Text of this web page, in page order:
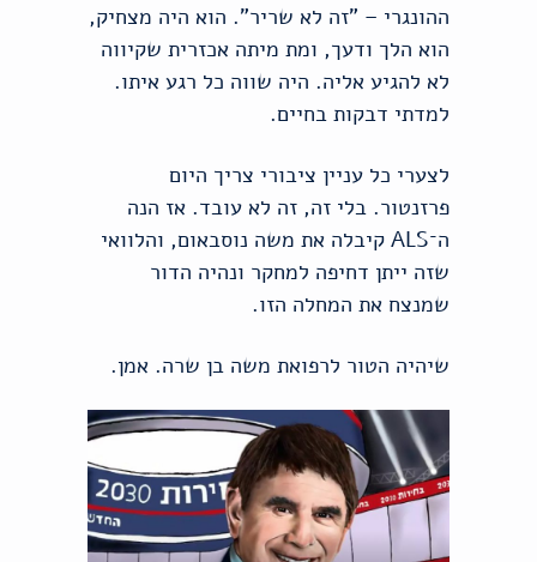
ההונגרי – "זה לא שריר". הוא היה מצחיק,
הוא הלך ודעך, ומת מיתה אכזרית שקיווה
לא להגיע אליה. היה שווה כל רגע איתו.
למדתי דבקות בחיים.
לצערי כל עניין ציבורי צריך היום
פרזנטור. בלי זה, זה לא עובד. אז הנה
ה־ALS קיבלה את משה נוסבאום, והלוואי
שזה ייתן דחיפה למחקר ונהיה הדור
שמנצח את המחלה הזו.
שיהיה הטור לרפואת משה בן שרה. אמן.